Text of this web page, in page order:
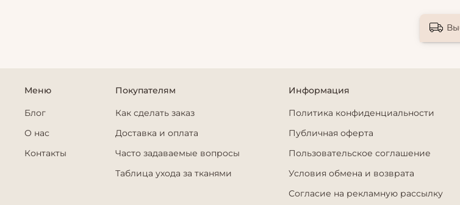
Меню
Блог
О нас
Контакты
Покупателям
Как сделать заказ
Доставка и оплата
Часто задаваемые вопросы
Таблица ухода за тканями
Информация
Политика конфиденциальности
Публичная оферта
Пользовательское соглашение
Условия обмена и возврата
Согласие на рекламную рассылку